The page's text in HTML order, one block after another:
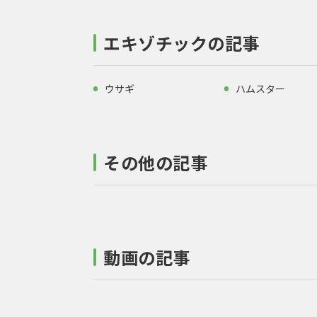
エキゾチックの記事
ウサギ ハムスター
その他の記事
動画の記事